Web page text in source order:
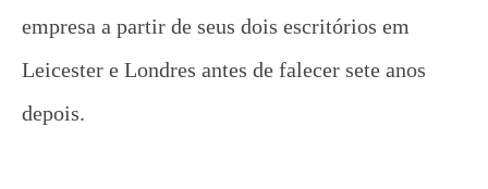
empresa a partir de seus dois escritórios em
Leicester e Londres antes de falecer sete anos
depois.